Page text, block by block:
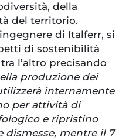
della
del territorio.
di Italferr, si
di sostenibilità
l’altro precisando
produzione dei
internamente
per attività di
e ripristino
dismesse, mentre il 7